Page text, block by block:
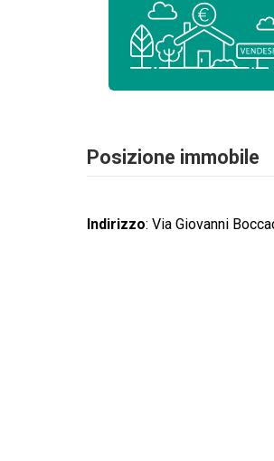
Posizione immobile
Indirizzo: Via Giovanni